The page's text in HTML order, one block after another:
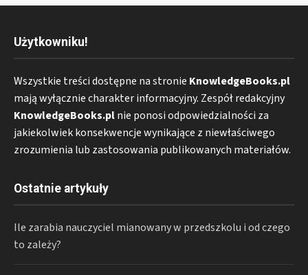
Użytkowniku!
Wszystkie treści dostępne na stronie KnowledgeBooks.pl
mają wyłącznie charakter informacyjny. Zespół redakcyjny
KnowledgeBooks.plnie ponosi odpowiedzialności za
jakiekolwiek konsekwencje wynikające z niewłaściwego
zrozumienia lub zastosowania publikowanych materiałów.
Ostatnie artykuły
Ile zarabia nauczyciel mianowany w przedszkolu i od czego
to zależy?